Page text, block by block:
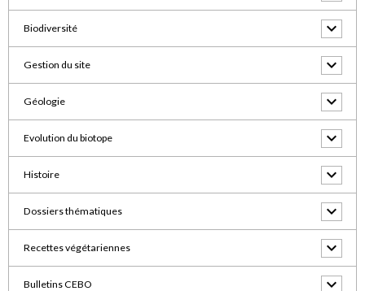
Biodiversité
Gestion du site
Géologie
Evolution du biotope
Histoire
Dossiers thématiques
Recettes végétariennes
Bulletins CEBO